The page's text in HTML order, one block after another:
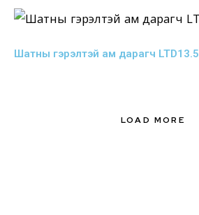
Шатны гэрэлтэй ам дарагч LTD13.5
LOAD MORE